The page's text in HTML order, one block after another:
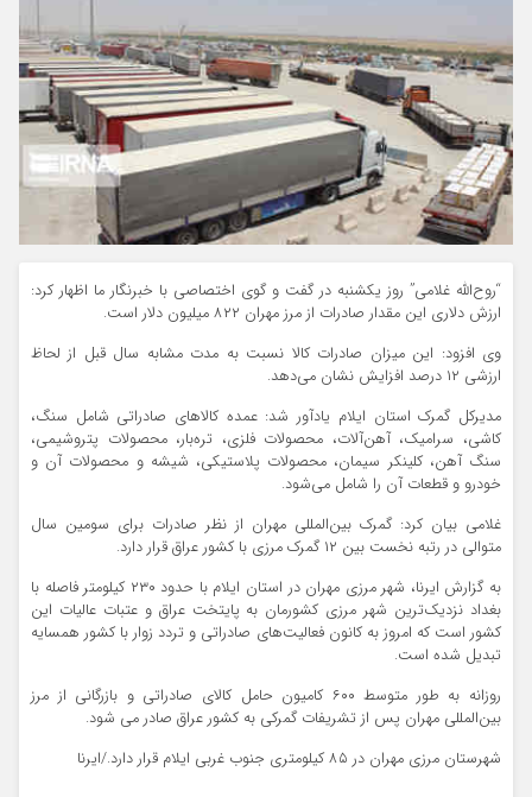
“روح‌الله غلامی” روز یکشنبه در گفت و گوی اختصاصی با خبرنگار ما اظهار کرد:
ارزش دلاری این مقدار صادرات از مرز مهران ۸۲۲ میلیون دلار است.
وی افزود: این میزان صادرات کالا نسبت به مدت مشابه سال قبل از لحاظ
ارزشی ۱۲ درصد افزایش نشان می‌دهد.
مدیرکل گمرک استان ایلام یادآور شد: عمده کالاهای صادراتی شامل سنگ،
کاشی، سرامیک، آهن‌آلات، محصولات فلزی، تره‌بار، محصولات پتروشیمی،
سنگ آهن، کلینکر سیمان، محصولات پلاستیکی، شیشه و محصولات آن و
خودرو و قطعات آن را شامل می‌شود.
غلامی بیان کرد: گمرک بین‌المللی مهران از نظر صادرات برای سومین سال
متوالی در رتبه نخست بین ۱۲ گمرک مرزی با کشور عراق قرار دارد.
به گزارش ایرنا، شهر مرزی مهران در استان ایلام با حدود ۲۳۰ کیلومتر فاصله با
بغداد نزدیک‌ترین شهر مرزی کشورمان به پایتخت عراق و عتبات عالیات این
کشور است که امروز به کانون فعالیت‌های صادراتی و تردد زوار با کشور همسایه
تبدیل شده است.
روزانه به طور متوسط ۶۰۰ کامیون حامل کالای صادراتی و بازرگانی از مرز
بین‌المللی مهران پس از تشریفات گمرکی به کشور عراق صادر می شود.
شهرستان مرزی مهران در ۸۵ کیلومتری جنوب غربی ایلام قرار دارد./ایرنا